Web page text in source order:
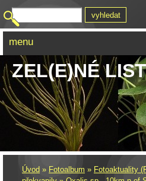
ZEL(E)NÉ
Úvod » Fotoalbum » Fotoaktuality
menu